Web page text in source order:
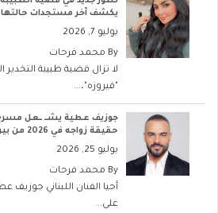
يكشف آخر مستجدات
يوليو 7, 2026
By محمد فرحات
لا تزال قضية طبيبة التخدير
"فيروزه"،...
جوزيف عطية يشــ ــعل
حقيقة زواجه في 2026 من بيرلا حرب
يوليو 25, 2026
By محمد فرحات
أحيا الفنان اللبناني جوزيف
على...